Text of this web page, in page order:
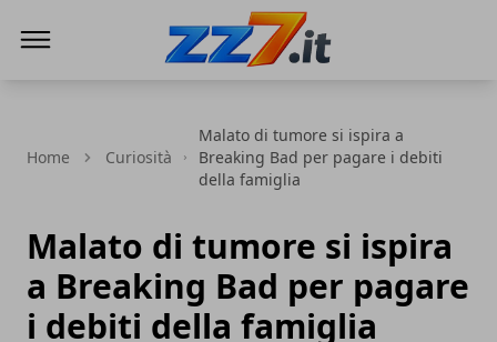
Home Curiosità
Malato di tumore si ispira a
Breaking Bad per pagare i debiti
della famiglia
Malato di tumore si ispira
a Breaking Bad per pagare
i debiti della famiglia